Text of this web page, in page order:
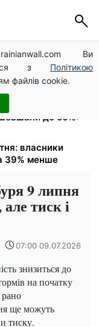
Ви
з Політикою
файлів cookie.
за куб:
з вересня
а 16-те
10–16 серпня
до 50%:
власники
39% менше
9 липня
тиск і
07:00 09.07.2026
знизиться до
на початку
ще можуть
тиску.